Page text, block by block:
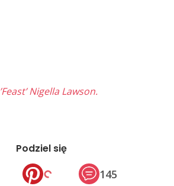
’Feast’ Nigella Lawson.
Podziel się
145